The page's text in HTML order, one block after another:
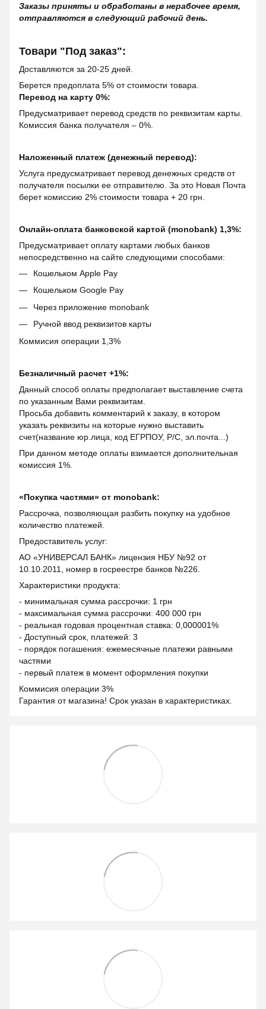
Заказы приняты и обработаны в нерабочее время,
отправляются в следующий рабочий день.
Товари "Под заказ":
Доставляются за 20-25 дней.
Берется предоплата 5% от стоимости товара.
Перевод на карту 0%:
Предусматривает перевод средств по реквизитам карты.
Комиссия банка получателя – 0%.
Наложенный платеж (денежный перевод):
Услуга предусматривает перевод денежных средств от
получателя посылки ее отправителю. За это Новая Почта
берет комиссию 2% стоимости товара + 20 грн.
Онлайн-оплата банковской картой (monobank) 1,3%:
Предусматривает оплату картами любых банков
непосредственно на сайте следующими способами:
Кошельком Apple Pay
Кошельком Google Pay
Через приложение monobank
Ручной ввод реквизитов карты
Коммисия операции 1,3%
Безналичный расчет +1%:
Данный способ оплаты предполагает выставление счета
по указанным Вами реквизитам.
Просьба добавить комментарий к заказу, в котором
указать реквизиты на которые нужно выставить
счет(название юр.лица, код ЕГРПОУ, Р/С, эл.почта...)
При данном методе оплаты взимается дополнительная
комиссия 1%.
«Покупка частями» от monobank:
Рассрочка, позволяющая разбить покупку на удобное
количество платежей.
Предоставитель услуг:
АО «УНИВЕРСАЛ БАНК» лицензия НБУ №92 от
10.10.2011, номер в госреестре банков №226.
Характеристики продукта:
- минимальная сумма рассрочки: 1 грн
- максимальная сумма рассрочки: 400 000 грн
- реальная годовая процентная ставка: 0,000001%
- Доступный срок, платежей: 3
- порядок погашения: ежемесячные платежи равными
частями
- первый платеж в момент оформления покупки
Коммисия операции 3%
Гарантия от магазина! Срок указан в характеристиках.